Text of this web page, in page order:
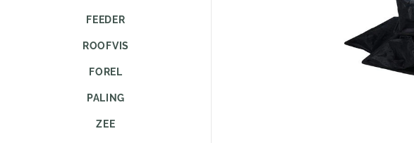
FEEDER
ROOFVIS
FOREL
PALING
ZEE